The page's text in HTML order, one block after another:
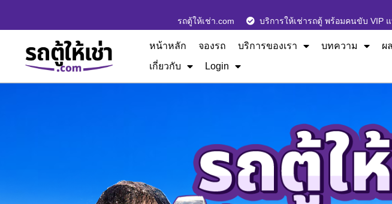
รถตู้ให้เช่า.com บริการให้เช่ารถตู้ พร้อมคนขับ VIP
หน้าหลัก จองรถ บริการของเรา บทความ
ผ
เกี่ยวกับ
Login